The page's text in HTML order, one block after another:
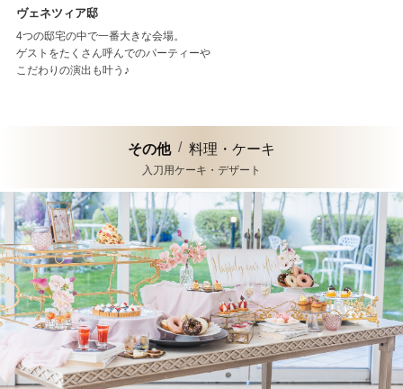
ヴェネツィア邸
4つの邸宅の中で一番大きな会場。
ゲストをたくさん呼んでのパーティーや
こだわりの演出も叶う♪
その他 料理・ケーキ
入刀用ケーキ・デザート